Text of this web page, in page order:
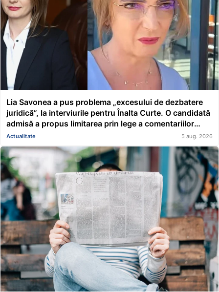
Lia Savonea a pus problema „excesului de dezbatere
juridică”, la interviurile pentru Înalta Curte. O candidată
admisă a propus limitarea prin lege a comentariilor
presei și societății civile în privința deciziilor instanțelor
Actualitate 5 aug. 2026